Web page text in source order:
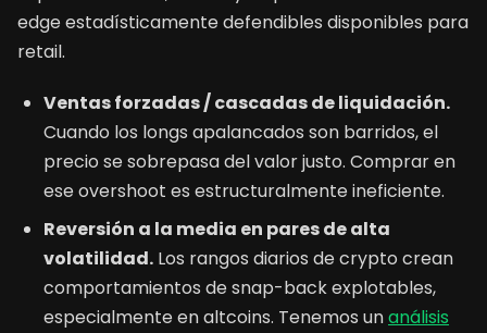
edge estadísticamente defendibles disponibles para
retail.
Ventas forzadas / cascadas de liquidación.
Cuando los longs apalancados son barridos, el
precio se sobrepasa del valor justo. Comprar en
ese overshoot es estructuralmente ineficiente.
Reversión a la media en pares de alta
volatilidad. Los rangos diarios de crypto crean
comportamientos de snap-back explotables,
especialmente en altcoins. Tenemos unanálisis